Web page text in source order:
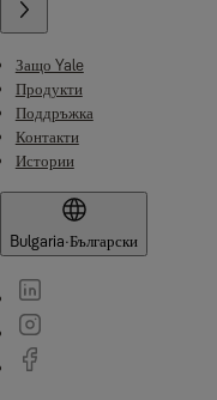
Защо Yale
Продукти
Поддръжка
Контакти
Истории
Bulgaria·Български